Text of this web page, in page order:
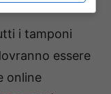
i tamponi
essere
online